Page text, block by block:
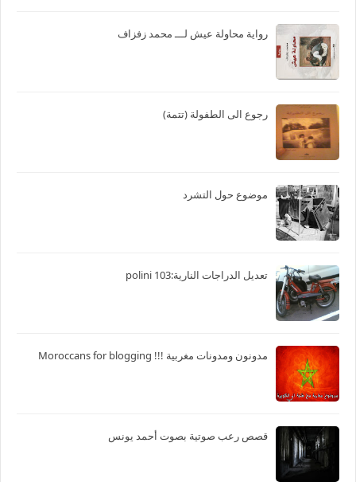
رواية محاولة عيش لـــ محمد زفزاف
رجوع الى الطفولة (تتمة)
موضوع حول التشرد
تعديل الدراجات النارية:103 polini
مدونون ومدونات مغربية !!! Moroccans for blogging
قصص رعب صوتية بصوت أحمد يونس